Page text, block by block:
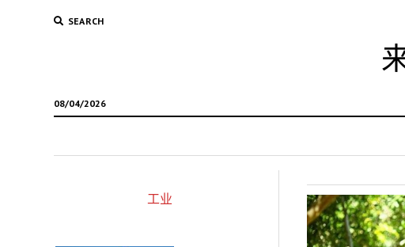
SEARCH
08/04/2026
工业